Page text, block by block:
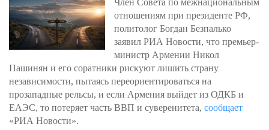
Член Совета по межнациональным
отношениям при президенте РФ,
политолог Богдан Безпалько
заявил РИА Новости, что премьер-
министр Армении Никол
Пашинян и его соратники рискуют лишить страну
независимости, пытаясь переориентироваться на
прозападные рельсы, и если Армения выйдет из ОДКБ и
ЕАЭС, то потеряет часть ВВП и суверенитета, сообщает
«РИА Новости».